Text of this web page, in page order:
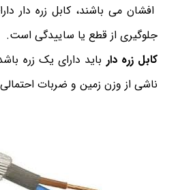
افشان می باشند، کابل زره دار
جلوگیری از قطع یا ساییدگی است.
کابل زره دار باید دارای یک زره
ناشی از وزن زمین و ضربات